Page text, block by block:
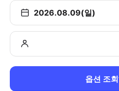
2026.08.09(일)
옵션 조